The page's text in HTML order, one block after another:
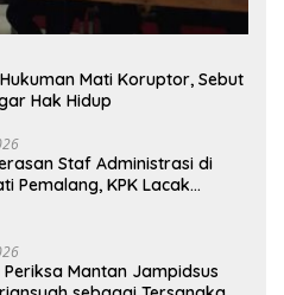
Mati Koruptor, Sebut
Hak Hidup
Staf Administrasi di
Pemalang, KPK Lacak
Mantan Jampidsus